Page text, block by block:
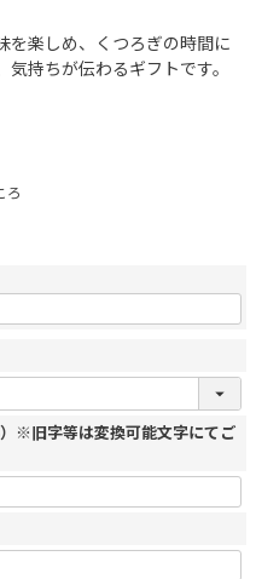
を楽しめ、くつろぎの時間に
持ちが伝わるギフトです。
ろ
※旧字等は変換可能文字にてご